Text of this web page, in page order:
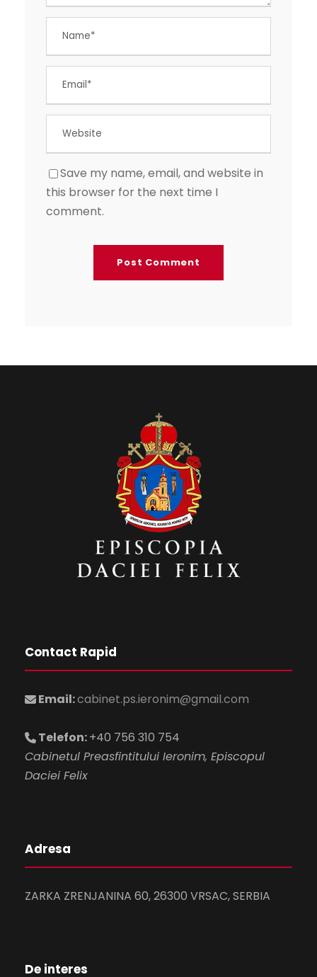
Save my name, email, and website in
this browser for the next time I
comment.
Contact Rapid
Email:cabinet.ps.ieronim@gmail.com
Telefon:+40 756 310 754
Cabinetul Preasfintitului Ieronim, Episcopul
Daciei Felix
Adresa
ZARKA ZRENJANINA 60, 26300 VRSAC, SERBIA
De interes